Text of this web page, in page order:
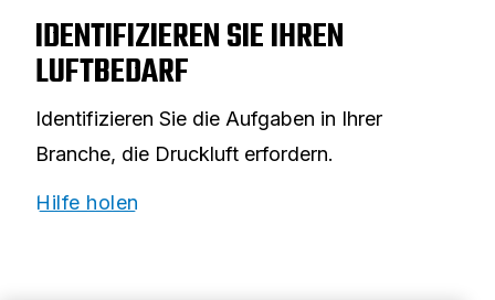
IDENTIFIZIEREN SIE IHREN
LUFTBEDARF
Identifizieren Sie die Aufgaben in Ihrer
Branche, die Druckluft erfordern.
Hilfe holen